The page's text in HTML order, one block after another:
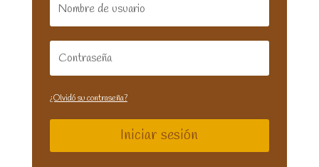
¿Olvidó su contraseña?
Iniciar sesión